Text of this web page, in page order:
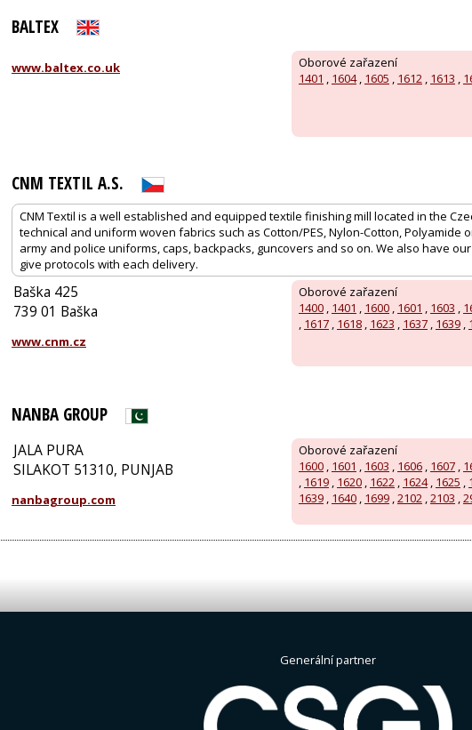
BALTEX
Oborové zařazení
1401 , 1604, 1605 , 1612 , 1613 ,
www.baltex.co.uk
CNM TEXTIL A.S.
CNM Textil is a well established and equipped textile finishing mill located in the
technical and uniform woven fabrics such as Cotton/PES, Nylon-Cotton, Polyamide
army and police uniforms, caps, backpacks, guncovers and so on. We also have
give protocols with each delivery.
Oborové zařazení
1400 , 1401 , 1600 , 1601 , 1603 ,
, 1617 , 1618 , 1623 , 1637 , 1639 ,
Baška 425
739 01 Baška
www.cnm.cz
NANBA GROUP
Oborové zařazení
1600 , 1601 , 1603 , 1606 , 1607 ,
, 1619 , 1620 , 1622 , 1624, 1625 ,
1639 , 1640 , 1699 ,2102 ,2103 ,
JALA PURA
SILAKOT 51310, PUNJAB
nanbagroup.com
Generální partner